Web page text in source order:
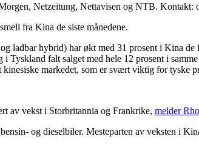
Netzeitung, Nettavisen og NTB. Kontakt:
fra Kina de siste månedene.
ladbar hybrid) har økt med 31 prosent i Kina
Tyskland falt salget med hele 12 prosent i
markedet, som er svært viktig for tyske
av vekst i Storbritannia og Frankrike, melder
og dieselbiler. Mesteparten av veksten i